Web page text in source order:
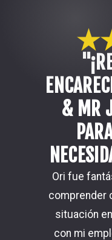
& MR
Ori fue
comprender
situación
con mi